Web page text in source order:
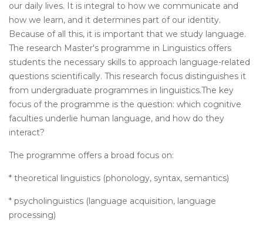
our daily lives. It is integral to how we communicate and
how we learn, and it determines part of our identity.
Because of all this, it is important that we study language.
The research Master's programme in Linguistics offers
students the necessary skills to approach language-related
questions scientifically. This research focus distinguishes it
from undergraduate programmes in linguistics.The key
focus of the programme is the question: which cognitive
faculties underlie human language, and how do they
interact?
The programme offers a broad focus on:
* theoretical linguistics (phonology, syntax, semantics)
* psycholinguistics (language acquisition, language
processing)